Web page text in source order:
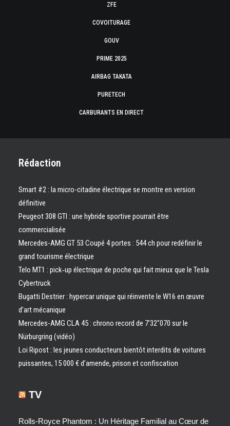
ZFE
COVOITURAGE
GOUV
PRIME 2025
AIRBAG TAKATA
PURETECH
CARBURANTS EN DIRECT
Rédaction
Smart #2 : la micro-citadine électrique se montre en version
définitive
Peugeot 308 GTI : une hybride sportive pourrait être
commercialisée
Mercedes-AMG GT 53 Coupé 4 portes : 544 ch pour redéfinir le
grand tourisme électrique
Telo MT1 : pick‑up électrique de poche qui fait mieux que le Tesla
Cybertruck
Bugatti Destrier : hypercar unique qui réinvente le W16 en œuvre
d’art mécanique
Mercedes-AMG CLA 45 : chrono record de 7’32″070 sur le
Nürburgring (vidéo)
Loi Ripost : les jeunes conducteurs bientôt interdits de voitures
puissantes, 15 000 € d’amende, prison et confiscation
TV
Rolls-Royce Phantom : Un Héritage Familial au Cœur de